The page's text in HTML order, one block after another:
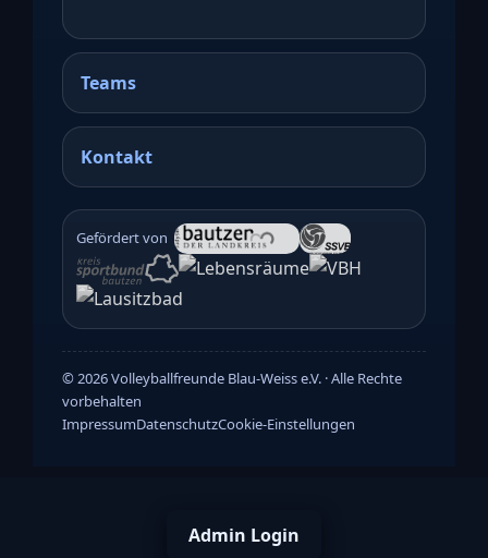
Teams
Kontakt
Gefördert von
© 2026Volleyballfreunde Blau-Weiss e.V. · Alle Rechte
vorbehalten
ImpressumDatenschutzCookie-Einstellungen
Admin Login